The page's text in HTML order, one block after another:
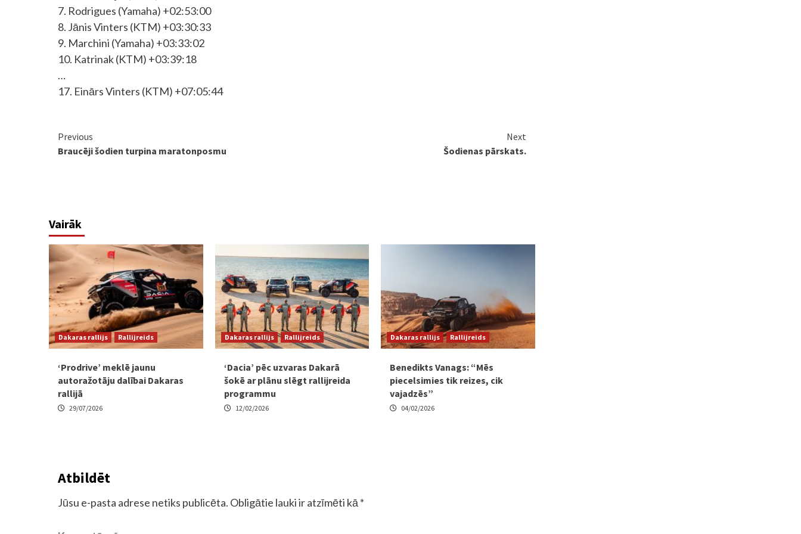
7. Rodrigues (Yamaha) +02:53:00
8. Jānis Vinters (KTM) +03:30:33
9. Marchini (Yamaha) +03:33:02
10. Katrinak (KTM) +03:39:18
…
17. Einārs Vinters (KTM) +07:05:44
Continue
Reading
Previous
Braucēji šodien turpina maratonposmu
Next
Šodienas pārskats.
Vairāk
Dakaras rallijs Rallijreids
‘Prodrive’ meklē jaunu
autoražotāju dalībai Dakaras
rallijā
29/07/2026
Dakaras rallijs Rallijreids
‘Dacia’ pēc uzvaras Dakarā
šokē ar plānu slēgt rallijreida
programmu
12/02/2026
Dakaras rallijs Rallijreids
Benedikts Vanags: “Mēs
piecelsimies tik reizes, cik
vajadzēs”
04/02/2026
Atbildēt
Jūsu e-pasta adrese netiks publicēta. Obligātie lauki ir atzīmēti kā *